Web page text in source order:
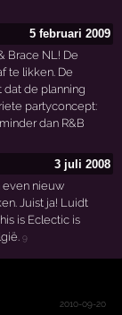
5 februari 2009
Brace NL! De
te likken. De
dat de planning
partyconcept:
dan R&B
3 juli 2008
even nieuw
Juist ja! Luidt
is Eclectic is
9
2010-09-20